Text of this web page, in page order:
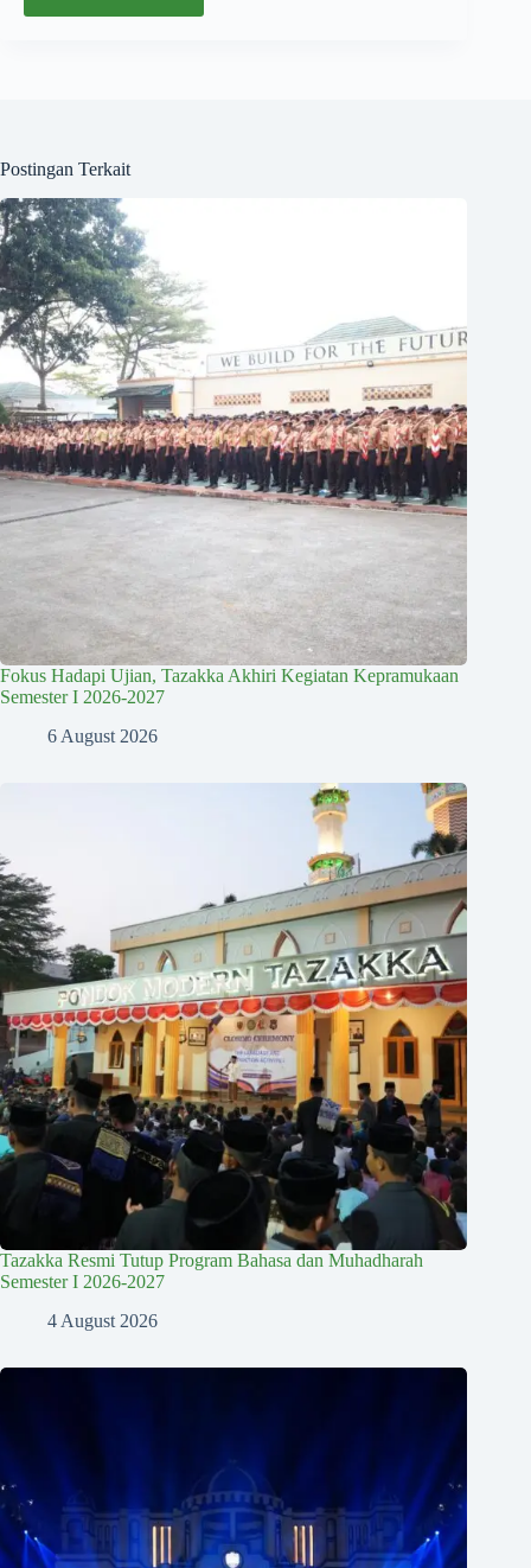
Postingan Terkait
Fokus Hadapi Ujian, Tazakka Akhiri Kegiatan Kepramukaan
Semester I 2026-2027
6 August 2026
Tazakka Resmi Tutup Program Bahasa dan Muhadharah
Semester I 2026-2027
4 August 2026